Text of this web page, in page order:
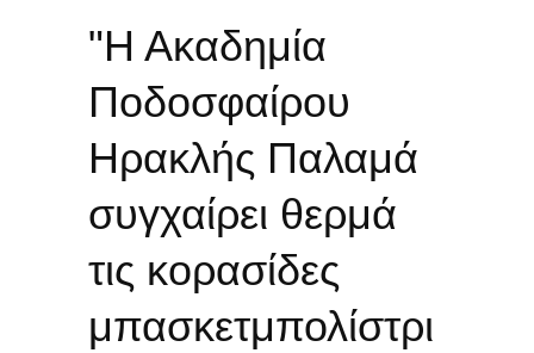
"Η Ακαδημία
Ποδοσφαίρου
Ηρακλής Παλαμά
συγχαίρει θερμά
τις κορασίδες
μπασκετμπολίστρι